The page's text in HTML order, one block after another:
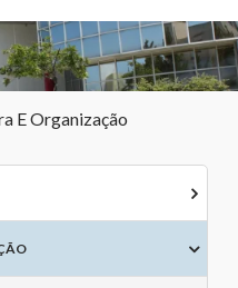
E Organização